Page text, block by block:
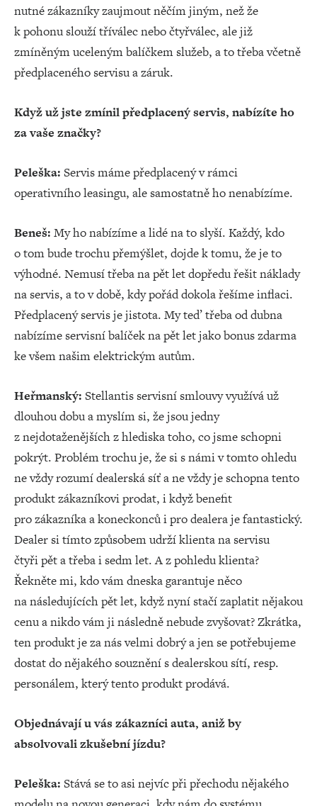
nutné zákazníky zaujmout něčím jiným, než že
k pohonu slouží tříválec nebo čtyřválec, ale již
zmíněným uceleným balíčkem služeb, a to třeba včetně
předplaceného servisu a záruk.
Když už jste zmínil předplacený servis, nabízíte ho
za vaše značky?
Peleška: Servis máme předplacený v rámci
operativního leasingu, ale samostatně ho nenabízíme.
Beneš: My ho nabízíme a lidé na to slyší. Každý, kdo
o tom bude trochu přemýšlet, dojde k tomu, že je to
výhodné. Nemusí třeba na pět let dopředu řešit náklady
na servis, a to v době, kdy pořád dokola řešíme inflaci.
Předplacený servis je jistota. My teď třeba od dubna
nabízíme servisní balíček na pět let jako bonus zdarma
ke všem našim elektrickým autům.
Heřmanský: Stellantis servisní smlouvy využívá už
dlouhou dobu a myslím si, že jsou jedny
z nejdotaženějších z hlediska toho, co jsme schopni
pokrýt. Problém trochu je, že si s námi v tomto ohledu
ne vždy rozumí dealerská síť a ne vždy je schopna tento
produkt zákazníkovi prodat, i když benefit
pro zákazníka a koneckonců i pro dealera je fantastický.
Dealer si tímto způsobem udrží klienta na servisu
čtyři pět a třeba i sedm let. A z pohledu klienta?
Řekněte mi, kdo vám dneska garantuje něco
na následujících pět let, když nyní stačí zaplatit nějakou
cenu a nikdo vám ji následně nebude zvyšovat? Zkrátka,
ten produkt je za nás velmi dobrý a jen se potřebujeme
dostat do nějakého souznění s dealerskou sítí, resp.
personálem, který tento produkt prodává.
Objednávají u vás zákazníci auta, aniž by
absolvovali zkušební jízdu?
Peleška: Stává se to asi nejvíc při přechodu nějakého